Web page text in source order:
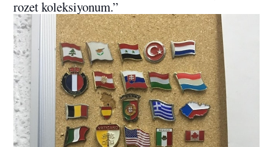
rozet koleksiyonum.”